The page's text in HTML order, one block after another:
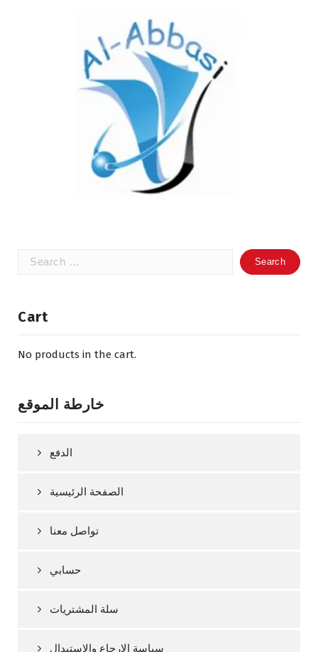
Search
Cart
No products in the cart.
خارطة الموقع
الدفع
الصفحة الرئيسية
تواصل معنا
حسابي
سلة المشتريات
سياسة الإرجاع والاستبدال